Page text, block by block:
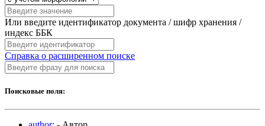
Или введите идентификатор документа / шифр хранения /
индекс ББК
Справка о расширенном поиске
Поисковые поля: